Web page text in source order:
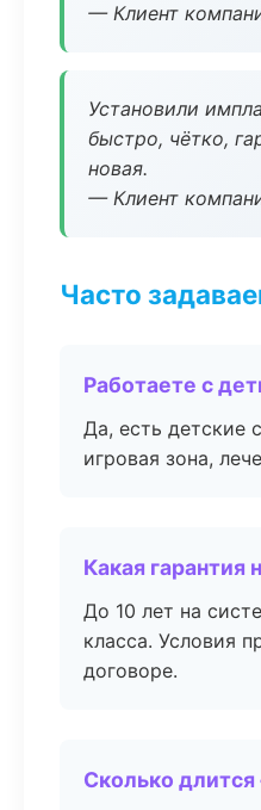
— Клиент
Установили
быстро, чётко,
новая.
— Клиент
Часто
Работаете с
Да, есть детские
игровая зона,
Какая гарантия
До 10 лет на
класса. Условия
договоре.
Сколько